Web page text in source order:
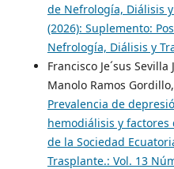
de Nefrología, Diálisis
(2026): Suplemento:
Nefrología, Diálisis y
Francisco Je´sus
Manolo Ramos
Prevalencia de
hemodiálisis y factores
de la Sociedad
Trasplante.: Vol. 13